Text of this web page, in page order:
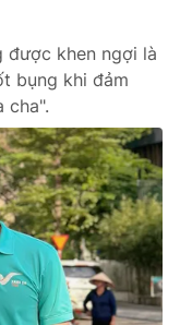
được khen ngợi là
bụng khi đảm
cha".